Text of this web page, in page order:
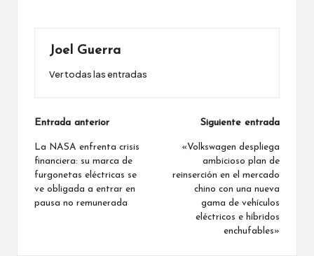
Joel Guerra
Ver todas las entradas
Navegación
de
entradas
Entrada anterior
La NASA enfrenta crisis
financiera: su marca de
furgonetas eléctricas se
ve obligada a entrar en
pausa no remunerada
Siguiente entrada
«Volkswagen despliega
ambicioso plan de
reinserción en el mercado
chino con una nueva
gama de vehículos
eléctricos e híbridos
enchufables»